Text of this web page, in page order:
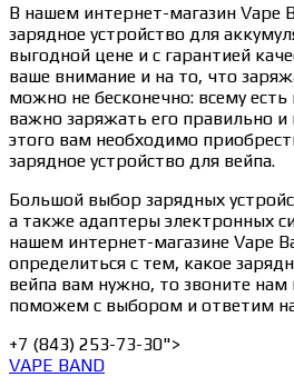
В нашем интернет-магазин Vape
зарядное устройство для
выгодной цене и с гарантией
ваше внимание и на то, что
можно не бесконечно: всему
важно заряжать его правильно и
этого вам необходимо
зарядное устройство для вейпа.
Большой выбор зарядных
а также адаптеры электронных
нашем интернет-магазине Vape
определиться с тем, какое
вейпа вам нужно, то звоните
поможем с выбором и ответим
+7 (843) 253-73-30">
VAPE BAND